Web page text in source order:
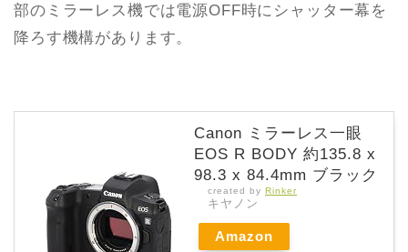
部のミラーレス機では電源OFF時にシャッター幕を
降ろす機構があります。
Canon ミラーレス一眼
EOS R BODY 約135.8 x
98.3 x 84.4mm ブラック
created by Rinker
キヤノン
Amazon